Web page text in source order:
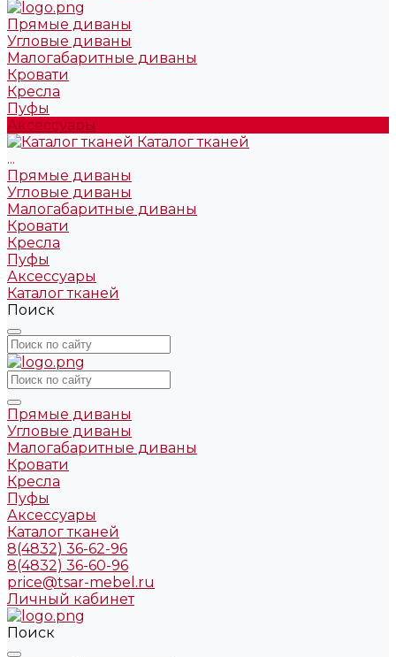
Прямые диваны
Угловые диваны
Малогабаритные диваны
Кровати
Кресла
Пуфы
Аксессуары
Каталог тканей
...
Прямые диваны
Угловые диваны
Малогабаритные диваны
Кровати
Кресла
Пуфы
Аксессуары
Каталог тканей
Поиск
Прямые диваны
Угловые диваны
Малогабаритные диваны
Кровати
Кресла
Пуфы
Аксессуары
Каталог тканей
8(4832) 36-62-96
8(4832) 36-60-96
price@tsar-mebel.ru
Личный кабинет
Поиск